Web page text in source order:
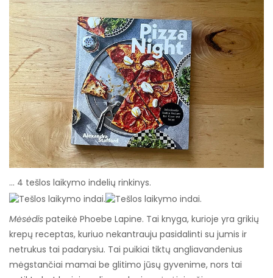
… 4 tešlos laikymo indelių rinkinys.
Mėsėdis pateikė Phoebe Lapine. Tai knyga, kurioje yra grikių
krepų receptas, kuriuo nekantrauju pasidalinti su jumis ir
netrukus tai padarysiu. Tai puikiai tiktų angliavandenius
mėgstančiai mamai be glitimo jūsų gyvenime, nors tai